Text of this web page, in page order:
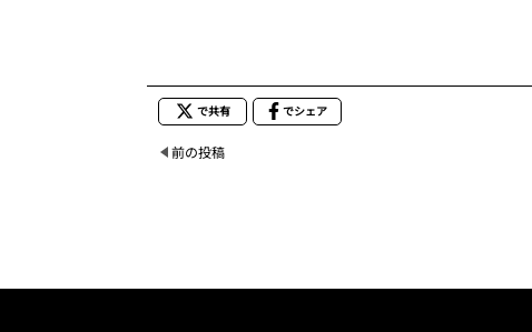
で共有 でシェア
前の投稿